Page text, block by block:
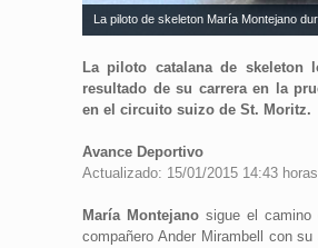
La piloto de skeleton María Montejano
La piloto catalana de skeleton
resultado de su carrera en la
en el circuito suizo de St. Moritz.
Avance Deportivo
Actualizado: 15/01/2015 14:43 horas
María Montejano sigue el
compañero Ander Mirambell con su